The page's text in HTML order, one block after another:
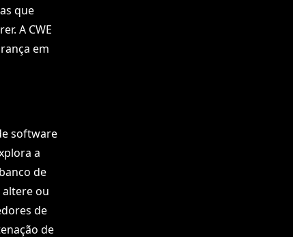
que
A CWE
em
software
a
de
ou
de
de